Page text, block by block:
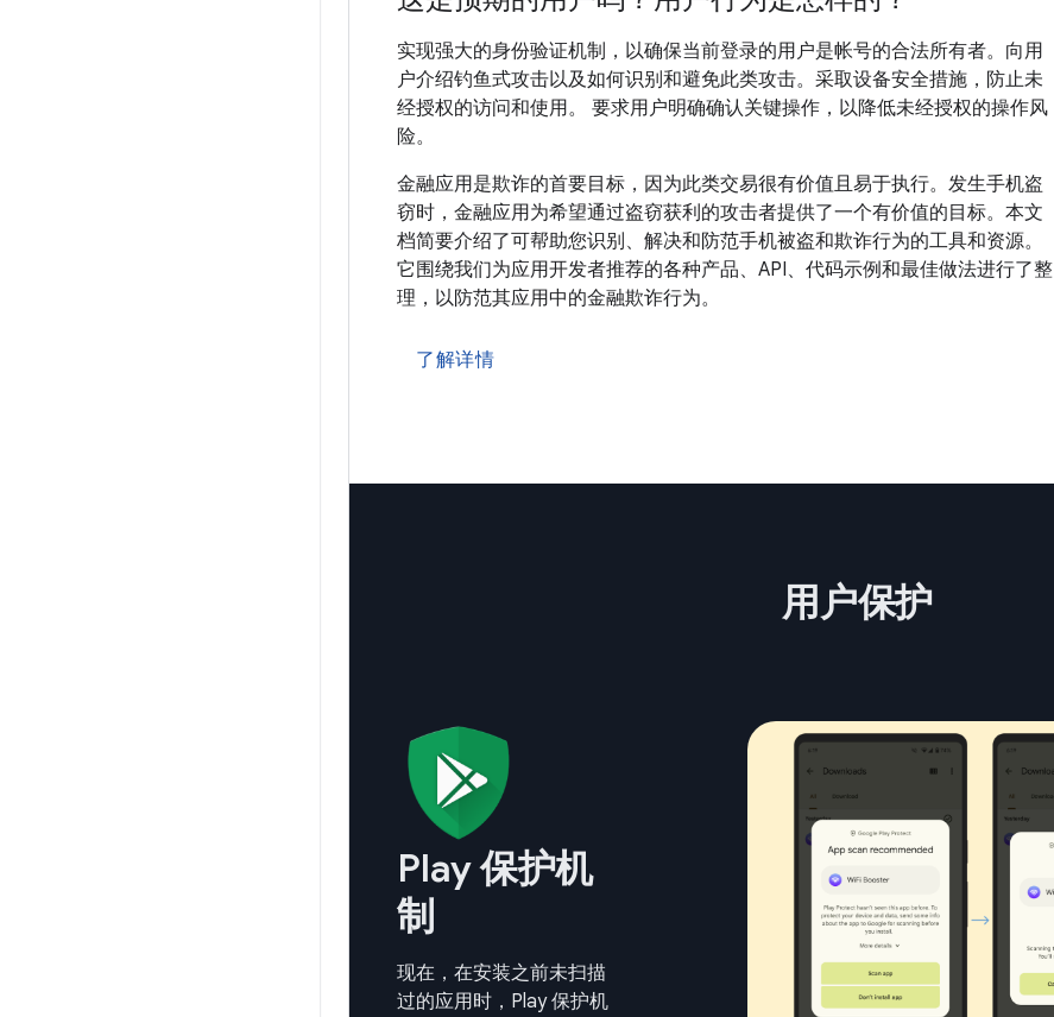
实现强大的身份验证机制，以确保当前登录的用户是帐号的合法所有者。向用
户介绍钓鱼式攻击以及如何识别和避免此类攻击。采取设备安全措施，防止未
经授权的访问和使用。 要求用户明确确认关键操作，以降低未经授权的操作风
险。
金融应用是欺诈的首要目标，因为此类交易很有价值且易于执行。发生手机盗
窃时，金融应用为希望通过盗窃获利的攻击者提供了一个有价值的目标。本文
档简要介绍了可帮助您识别、解决和防范手机被盗和欺诈行为的工具和资源。
它围绕我们为应用开发者推荐的各种产品、API、代码示例和最佳做法进行了整
理，以防范其应用中的金融欺诈行为。
了解详情
用户保护
Play 保护机
制
现在，在安装之前未扫描
过的应用时，Play 保护机